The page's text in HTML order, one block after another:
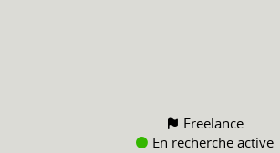
Freelance
En recherche active